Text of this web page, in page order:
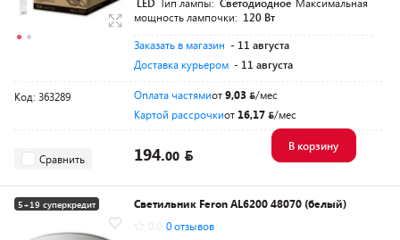
мощность лампочки: 120 Вт
Заказать в магазин - 11 августа
Доставка курьером - 11 августа
Код: 363289 Оплата частямиот9,03
/мес
Картой рассрочкиот 16,17 /мес
Сравнить 194.00
В корзину
5+19 суперкредит
Светильник Feron AL6200 48070 (белый)
0 отзывов